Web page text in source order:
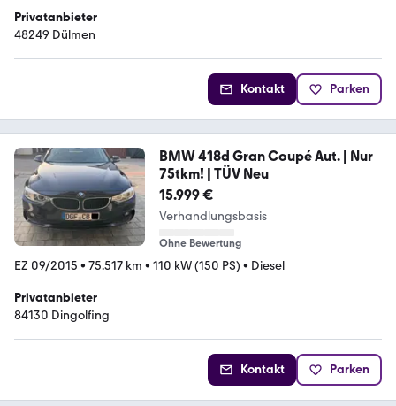
Privatanbieter
48249 Dülmen
Kontakt Parken
BMW 418d Gran Coupé Aut. | Nur
75tkm! | TÜV Neu
15.999 €
Verhandlungsbasis
Ohne Bewertung
EZ 09/2015 • 75.517 km • 110 kW (150 PS) • Diesel
Privatanbieter
84130 Dingolfing
Kontakt Parken